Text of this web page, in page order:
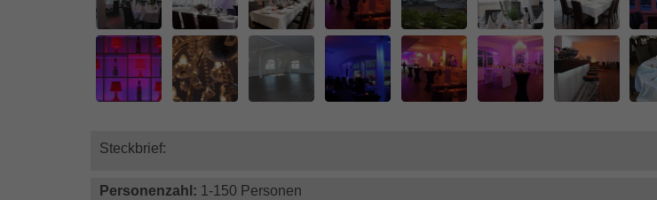
Steckbrief:
Personenzahl: 1-150 Personen